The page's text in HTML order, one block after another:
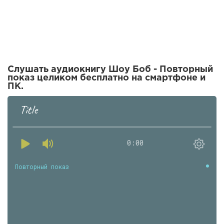
Слушать аудиокнигу Шоу Боб - Повторный
показ целиком бесплатно на смартфоне и
ПК.
Title
0:00
Повторный показ